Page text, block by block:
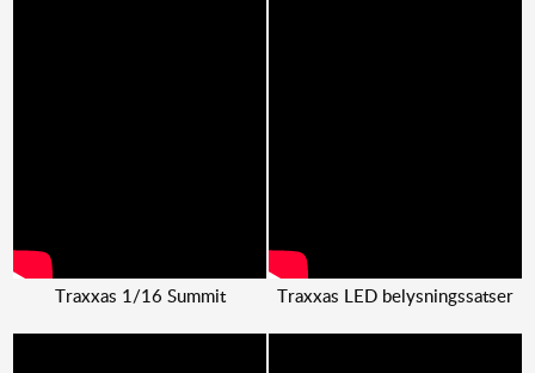
Traxxas 1/16 Summit Traxxas LED belysningssatser